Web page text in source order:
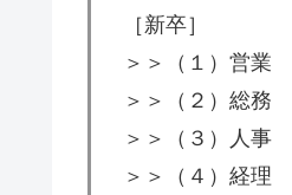
［新卒］
＞＞（１）営業
＞＞（２）総務
＞＞（３）人事
＞＞（４）経理